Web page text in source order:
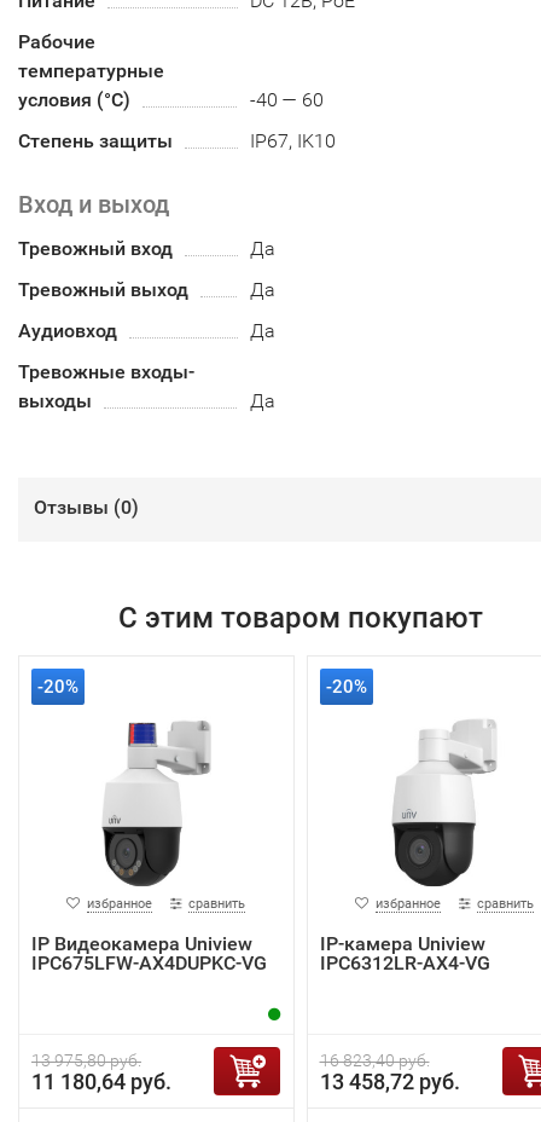
Рабочие
температурные
условия (°С)
-40 — 60
Степень защиты
IP67, IK10
Вход и выход
Тревожный вход
Да
Тревожный выход
Да
Аудиовход
Да
Тревожные входы-
выходы
Да
Отзывы (0)
С этим товаром покупают
-20%
избранное сравнить
IP Видеокамера Uniview
IPC675LFW-AX4DUPKC-VG
13 975,80 руб.
11 180,64 руб.
-20%
избранное сравнить
IP-камера Uniview
IPC6312LR-AX4-VG
16 823,40 руб.
13 458,72 руб.